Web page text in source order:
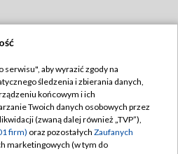
TVP
TVP
prywatności
aby wyrazić zgody na
śledzenia i zbierania danych,
końcowym i ich
Twoich danych osobowych przez
(zwaną dalej również „TVP”),
firm) oraz pozostałych Zaufanych
marketingowych (w tym do